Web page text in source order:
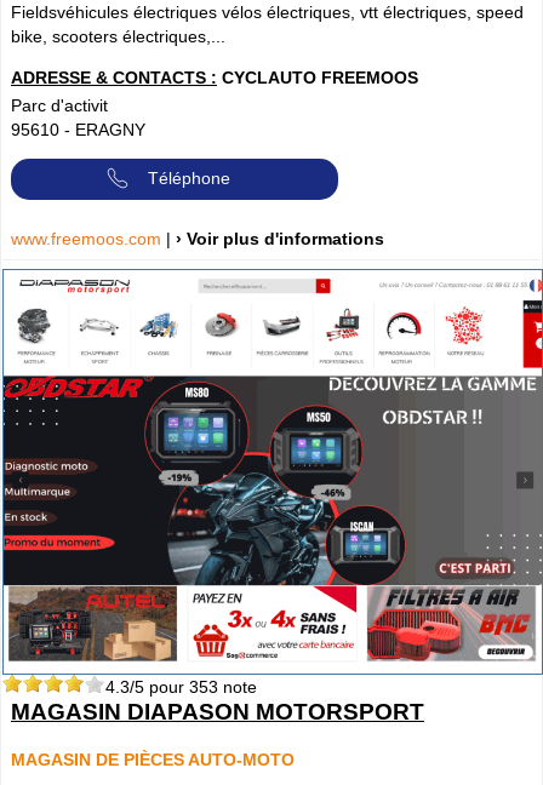
Fieldsvéhicules électriques vélos électriques, vtt électriques, speed
bike, scooters électriques,...
ADRESSE & CONTACTS : CYCLAUTO FREEMOOS
Parc d'activit
95610 - ERAGNY
Téléphone
www.freemoos.com | › Voir plus d'informations
4.3/5 pour 353 note
MAGASIN DIAPASON MOTORSPORT
MAGASIN DE PIÈCES AUTO-MOTO